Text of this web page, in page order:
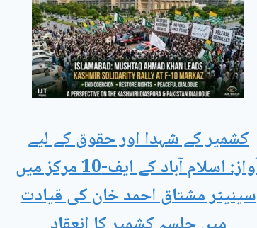
کشمیر کے شہدا اور حقوق کے لیے
آواز: اسلام آباد کے ایف-10 مرکز میں
سینیٹر مشتاق احمد خان کی قیادت